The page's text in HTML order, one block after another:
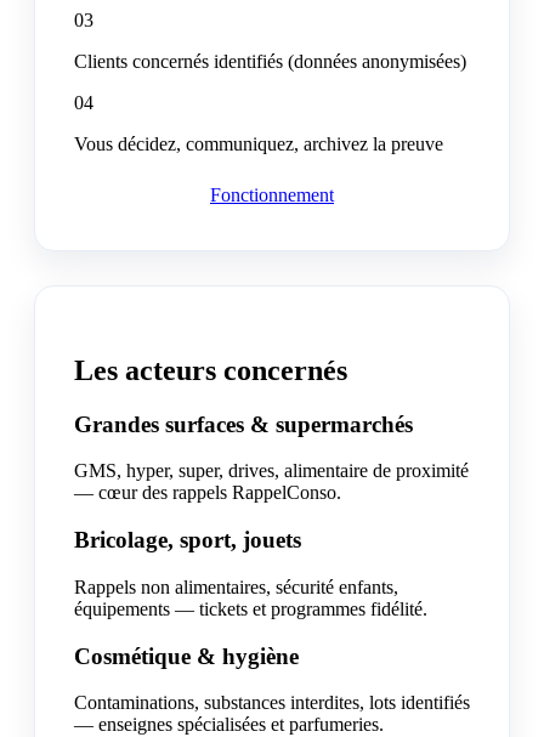
03
Clients concernés identifiés (données anonymisées)
04
Vous décidez, communiquez, archivez la preuve
Fonctionnement
Les acteurs concernés
Grandes surfaces & supermarchés
GMS, hyper, super, drives, alimentaire de proximité
— cœur des rappels RappelConso.
Bricolage, sport, jouets
Rappels non alimentaires, sécurité enfants,
équipements — tickets et programmes fidélité.
Cosmétique & hygiène
Contaminations, substances interdites, lots identifiés
— enseignes spécialisées et parfumeries.